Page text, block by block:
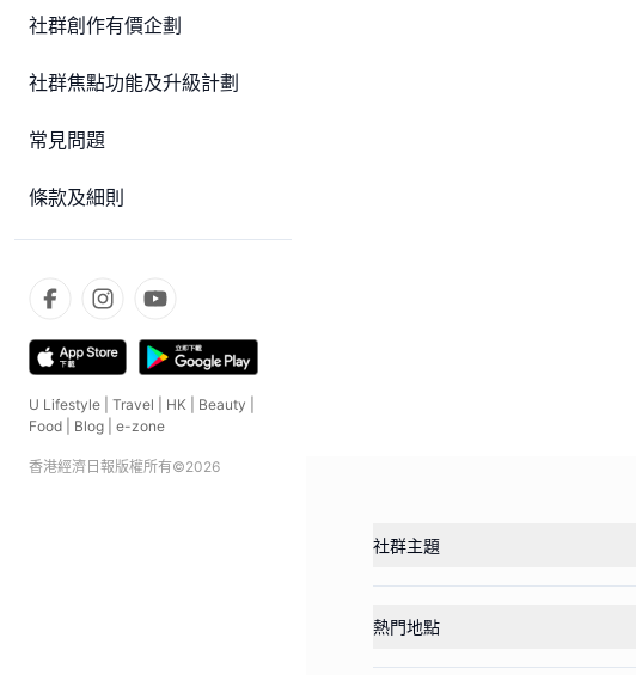
社群創作有價企劃
社群焦點功能及升級計劃
常見問題
條款及細則
U Lifestyle Travel HK Beauty
Food
Blog e-zone
香港經濟日報版權所有©2026
社群主題
熱門地點